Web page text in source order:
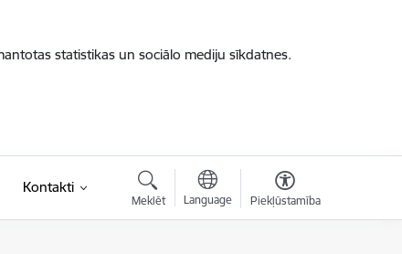
statistikas un sociālo mediju sīkdatnes.
Kontakti
Meklēt Language Piekļūstamība